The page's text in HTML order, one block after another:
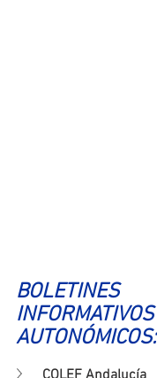
BOLETINES
INFORMATIVOS
AUTONÓMICOS: